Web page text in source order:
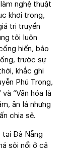
nghệ thuật
khơi trong,
trị truyền
tôi luôn
hiến, bảo
trước sự
khắc ghi
Phú Trọng,
“Văn hóa là
ăn lá nhưng
chia sẻ.
tại Đà Nẵng
sôi nổi ở cả